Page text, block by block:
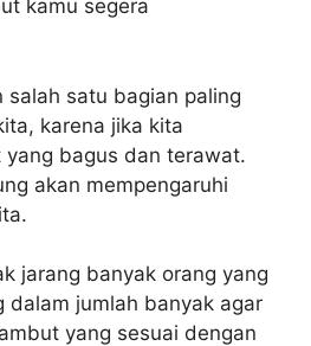
kamu segera
salah satu bagian paling
karena jika kita
yang bagus dan terawat.
akan mempengaruhi
jarang banyak orang yang
dalam jumlah banyak agar
yang sesuai dengan